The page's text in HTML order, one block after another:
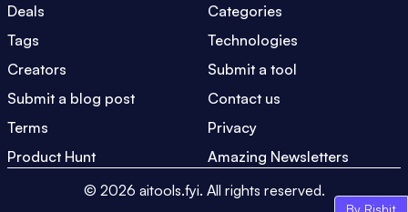
Deals
Categories
Tags
Technologies
Creators
Submit a tool
Submit a blog post
Contact us
Terms
Privacy
Product Hunt
Amazing Newsletters
© 2026 aitools.fyi. All rights reserved.
By Rishit